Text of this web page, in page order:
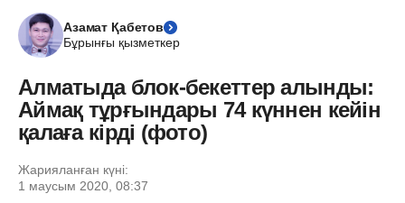
Азамат Қабетов
Бұрынғы қызметкер
Алматыда блок-бекеттер алынды:
Аймақ тұрғындары 74 күннен кейін
қалаға кірді (фото)
Жарияланған күні:
1 маусым 2020, 08:37